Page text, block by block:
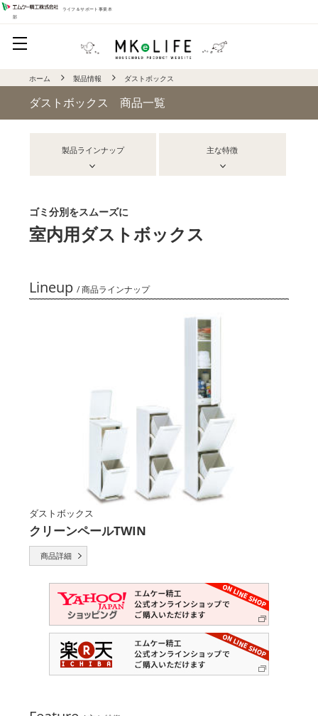
ライフ＆サポート事業本
部
ホーム 製品情報 ダストボックス
ダストボックス 商品一覧
製品ラインナップ 主な特徴
ゴミ分別をスムーズに
室内用ダストボックス
Lineup/ 商品ラインナップ
ダストボックス
クリーンペールTWIN
商品詳細